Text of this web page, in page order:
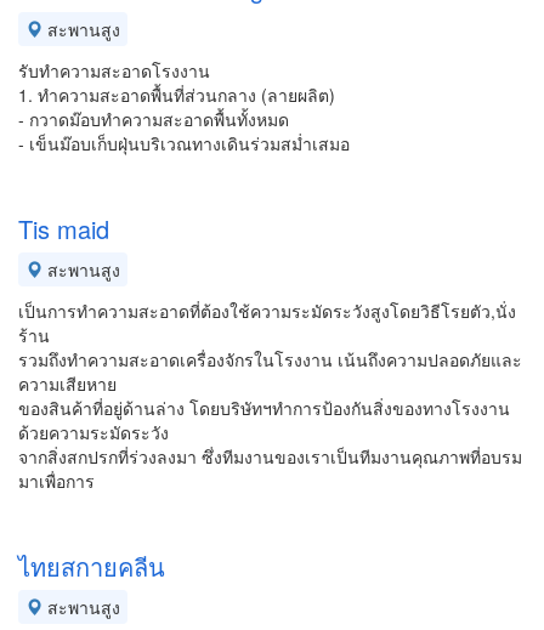
สะพานสูง
รับทำความสะอาดโรงงาน
1. ทำความสะอาดพื้นที่ส่วนกลาง (ลายผลิต)
- กวาดม๊อบทำความสะอาดพื้นทั้งหมด
- เข็นม๊อบเก็บฝุ่นบริเวณทางเดินร่วมสม่ำเสมอ
Tis maid
สะพานสูง
เป็นการทำความสะอาดที่ต้องใช้ความระมัดระวังสูงโดยวิธีโรยตัว,นั่ง
ร้าน
รวมถึงทำความสะอาดเครื่องจักรในโรงงาน เน้นถึงความปลอดภัยและ
ความเสียหาย
ของสินค้าที่อยู่ด้านล่าง โดยบริษัทฯทำการป้องกันสิ่งของทางโรงงาน
ด้วยความระมัดระวัง
จากสิ่งสกปรกที่ร่วงลงมา ซึ่งทีมงานของเราเป็นทีมงานคุณภาพที่อบรม
มาเพื่อการ
ไทยสกายคลีน
สะพานสูง